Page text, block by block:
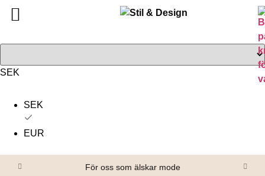
SEK
SEK
EUR
För oss som älskar mode
Alla produkter
Om oss